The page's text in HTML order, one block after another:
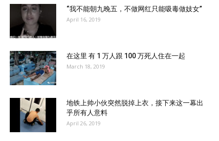
“我不能朝九晚五，不做网红只能吸毒做妓女”
April 16, 2019
在这里 有 1 万人跟 100 万死人住在一起
March 18, 2019
地铁上帅小伙突然脱掉上衣，接下来这一幕出
乎所有人意料
April 26, 2019